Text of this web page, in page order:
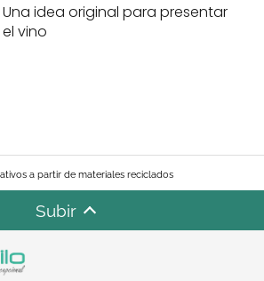
Una idea original para presentar
el vino
a partir de materiales reciclados
Subir